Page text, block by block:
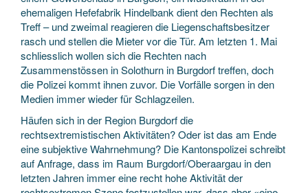
ehemaligen Hefefabrik Hindelbank dient den Rechten als
Treff – und zweimal reagieren die Liegenschaftsbesitzer
rasch und stellen die Mieter vor die Tür. Am letzten 1. Mai
schliesslich wollen sich die Rechten nach
Zusammenstössen in Solothurn in Burgdorf treffen, doch
die Polizei kommt ihnen zuvor. Die Vorfälle sorgen in den
Medien immer wieder für Schlagzeilen.
Häufen sich in der Region Burgdorf die
rechtsextremistischen Aktivitäten? Oder ist das am Ende
eine subjektive Wahrnehmung? Die Kantonspolizei schreibt
auf Anfrage, dass im Raum Burgdorf/Oberaargau in den
letzten Jahren immer eine recht hohe Aktivität der